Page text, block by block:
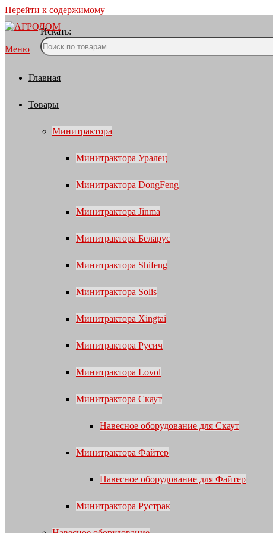
Перейти к содержимому
Искать:
Меню
Главная
Товары
Минитрактора
Минитрактора Уралец
Минитрактора DongFeng
Минитрактора Jinma
Минитрактора Беларус
Минитрактора Shifeng
Минитрактора Solis
Минитрактора Xingtai
Минитрактора Русич
Минитрактора Lovol
Минитрактора Скаут
Навесное оборудование для Скаут
Минитрактора Файтер
Навесное оборудование для Файтер
Минитрактора Рустрак